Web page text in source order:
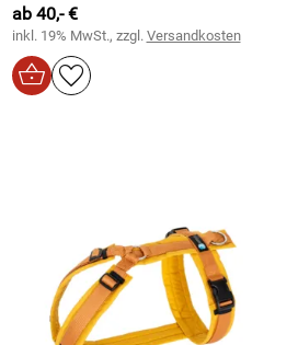
ab 40,- €
inkl. 19% MwSt., zzgl. Versandkosten